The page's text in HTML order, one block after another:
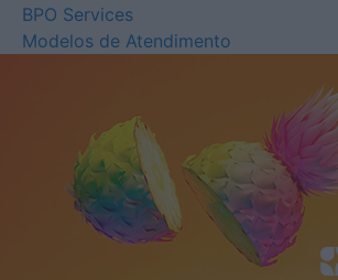
BPO Services
Modelos de Atendimento